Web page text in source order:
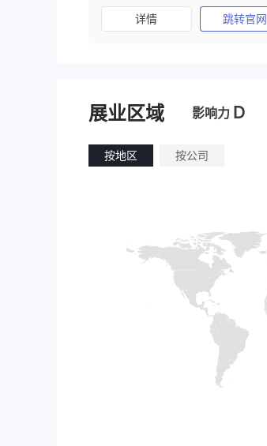
澳大利亚监管
全牌照 (MM)
主标MT4
详情 跳转官网
展业区域 影响力 D
按地区 按公司